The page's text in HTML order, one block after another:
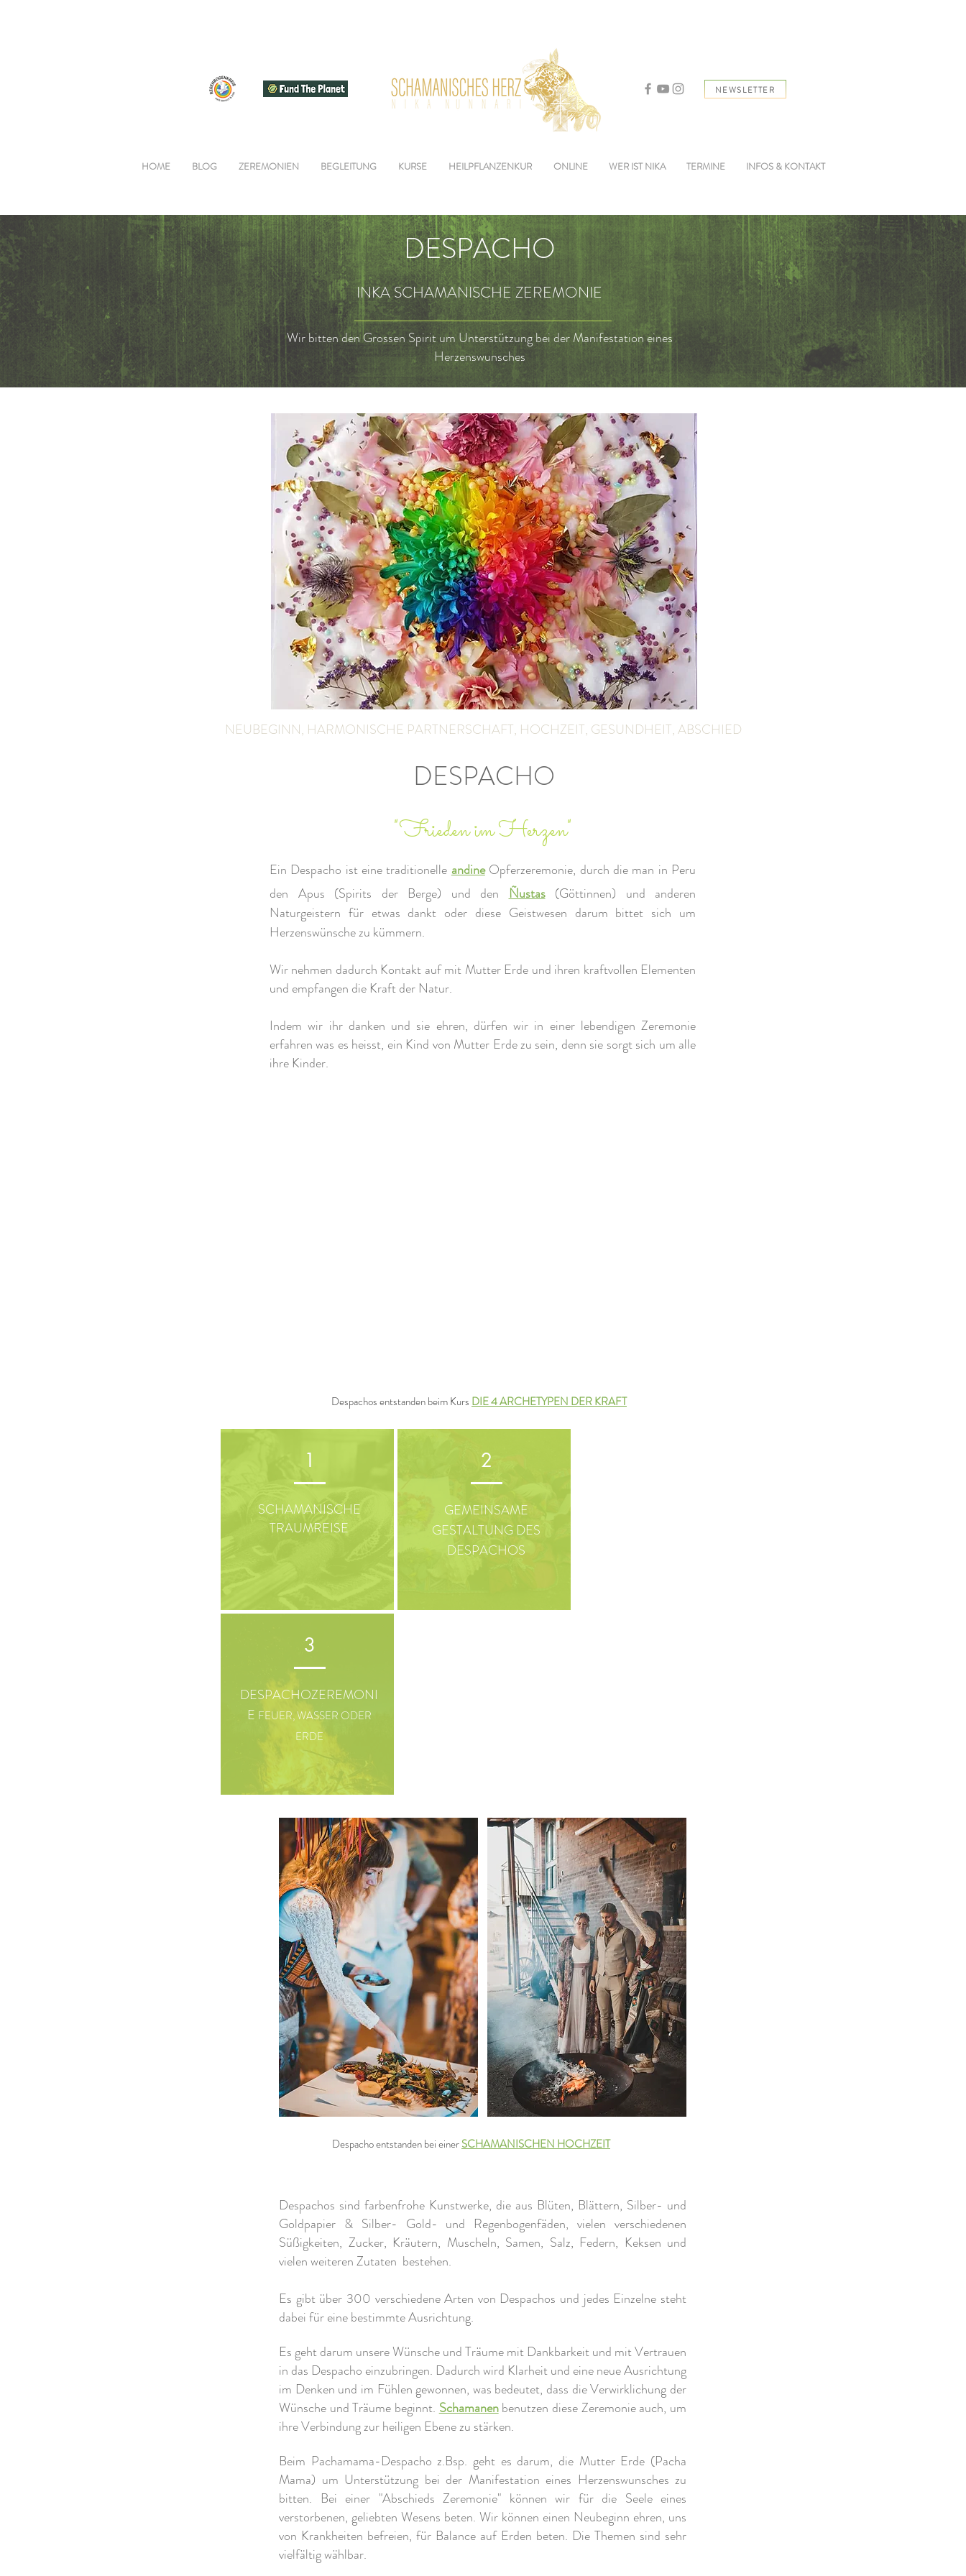
NEWSLETTER
HOME BLOG ZEREMONIEN BEGLEITUNG KURSE HEILPFLANZENKUR ONLINE WER IST NIKA TERMINE INFOS & KONTAKT
DESPACHO
INKA SCHAMANISCHE ZEREMONIE
Wir bitten den Grossen Spirit um Unterstützung bei der Manifestation eines
Herzenswunsches
NEUBEGINN, HARMONISCHE PARTNERSCHAFT, HOCHZEIT, GESUNDHEIT, ABSCHIED
DESPACHO
"Frieden im Herzen"
Ein Despacho ist eine traditionelle andine Opferzeremonie, durch die man in Peru
den Apus (Spirits der Berge) und den Ñustas(Göttinnen) und anderen
Naturgeistern für etwas dankt oder diese Geistwesen darum bittet sich um
Herzenswünsche zu kümmern.
Wir nehmen dadurch Kontakt auf mit Mutter Erde und ihren kraftvollen Elementen
und empfangen die Kraft der Natur.
Indem wir ihr danken und sie ehren, dürfen wir in einer lebendigen Zeremonie
erfahren was es heisst, ein Kind von Mutter Erde zu sein, denn sie sorgt sich um alle
ihre Kinder.
Despachos entstanden beim Kurs DIE 4 ARCHETYPEN DER KRAFT
1
SCHAMANISCHE
TRAUMREISE
2
GEMEINSAME
GESTALTUNG DES
DESPACHOS
3
DESPACHOZEREMONI
E FEUER, WASSER ODER
ERDE
Despacho entstanden bei einerSCHAMANISCHEN HOCHZEIT
Despachos sind farbenfrohe Kunstwerke, die aus Blüten, Blättern, Silber- und
Goldpapier & Silber- Gold- und Regenbogenfäden, vielen verschiedenen
Süßigkeiten, Zucker, Kräutern, Muscheln, Samen, Salz, Federn, Keksen und
vielen weiteren Zutaten bestehen.
Es gibt über 300 verschiedene Arten von Despachos und jedes Einzelne steht
dabei für eine bestimmte Ausrichtung.
Es geht darum unsere Wünsche und Träume mit Dankbarkeit und mit Vertrauen
in das Despacho einzubringen. Dadurch wird Klarheitund eine neue Ausrichtung
im Denken und im Fühlen gewonnen, was bedeutet, dass die Verwirklichung der
Wünsche und Träume beginnt. Schamanenbenutzen diese Zeremonie auch, um
ihre Verbindung zur heiligen Ebene zu stärken.
Beim Pachamama-Despacho z.Bsp. geht es darum, die Mutter Erde (Pacha
Mama) um Unterstützung bei der Manifestation eines Herzenswunsches zu
bitten. Bei einer "Abschieds Zeremonie" können wir für die Seele eines
verstorbenen, geliebten Wesens beten. Wir können einen Neubeginn ehren, uns
von Krankheiten befreien, für Balance auf Erden beten. Die Themen sind sehr
vielfältig wählbar.